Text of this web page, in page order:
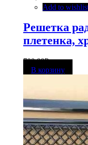
Add to
Решетка
плетенка,
700,00Р
В корзину